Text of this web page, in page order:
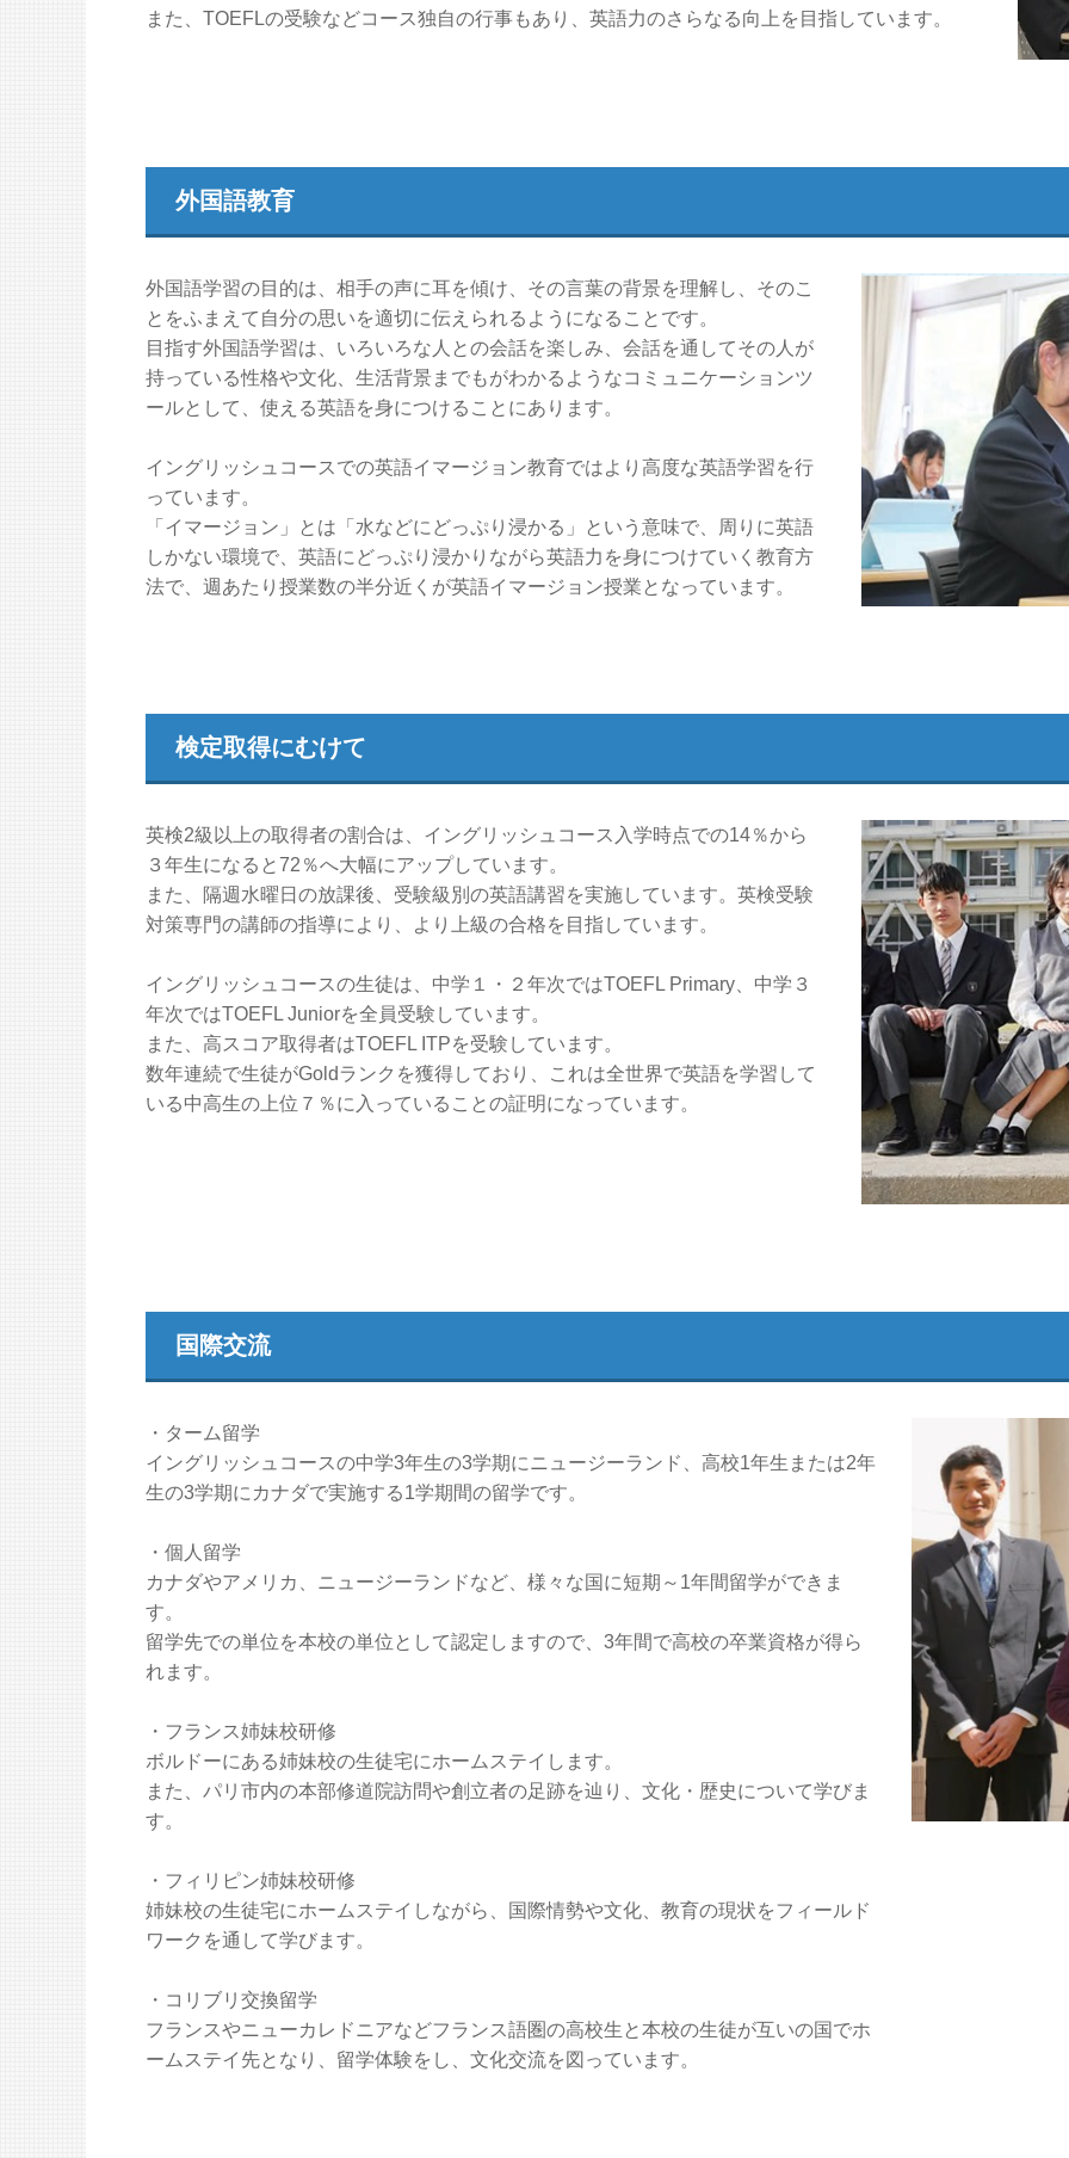
また、TOEFLの受験などコース独自の行事もあり、英語力のさらなる向上を目指しています。
外国語教育
外国語学習の目的は、相手の声に耳を傾け、その言葉の背景を理解し、そのこ
とをふまえて自分の思いを適切に伝えられるようになることです。
目指す外国語学習は、いろいろな人との会話を楽しみ、会話を通してその人が
持っている性格や文化、生活背景までもがわかるようなコミュニケーションツ
ールとして、使える英語を身につけることにあります。
イングリッシュコースでの英語イマージョン教育ではより高度な英語学習を行
っています。
「イマージョン」とは「水などにどっぷり浸かる」という意味で、周りに英語
しかない環境で、英語にどっぷり浸かりながら英語力を身につけていく教育方
法で、週あたり授業数の半分近くが英語イマージョン授業となっています。
検定取得にむけて
英検2級以上の取得者の割合は、イングリッシュコース入学時点での14％から
３年生になると72％へ大幅にアップしています。
また、隔週水曜日の放課後、受験級別の英語講習を実施しています。英検受験
対策専門の講師の指導により、より上級の合格を目指しています。
イングリッシュコースの生徒は、中学１・２年次ではTOEFL Primary、中学３
年次ではTOEFL Juniorを全員受験しています。
また、高スコア取得者はTOEFL ITPを受験しています。
数年連続で生徒がGoldランクを獲得しており、これは全世界で英語を学習して
いる中高生の上位７％に入っていることの証明になっています。
国際交流
・ターム留学
イングリッシュコースの中学3年生の3学期にニュージーランド、高校1年生または2年
生の3学期にカナダで実施する1学期間の留学です。
・個人留学
カナダやアメリカ、ニュージーランドなど、様々な国に短期～1年間留学ができま
す。
留学先での単位を本校の単位として認定しますので、3年間で高校の卒業資格が得ら
れます。
・フランス姉妹校研修
ボルドーにある姉妹校の生徒宅にホームステイします。
また、パリ市内の本部修道院訪問や創立者の足跡を辿り、文化・歴史について学びま
す。
・フィリピン姉妹校研修
姉妹校の生徒宅にホームステイしながら、国際情勢や文化、教育の現状をフィールド
ワークを通して学びます。
・コリブリ交換留学
フランスやニューカレドニアなどフランス語圏の高校生と本校の生徒が互いの国でホ
ームステイ先となり、留学体験をし、文化交流を図っています。